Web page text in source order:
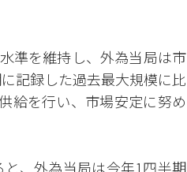
準を維持し、外為当局は市
記録した過去最大規模に比
給を行い、市場安定に努め
、外為当局は今年1四半期